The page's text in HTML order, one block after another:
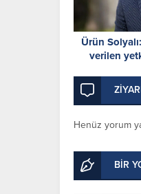
Ürün
verilen
Henüz yorum
BİR